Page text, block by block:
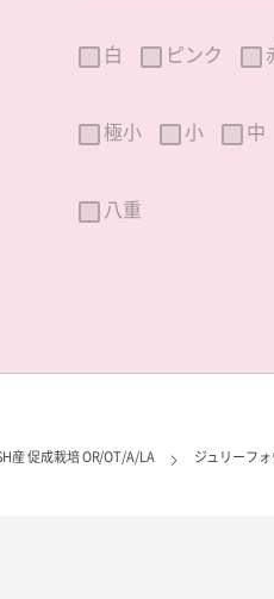
白 ピンク
極小 小 中
八重
産 促成栽培 OR/OT/A/LA ジュリーフ